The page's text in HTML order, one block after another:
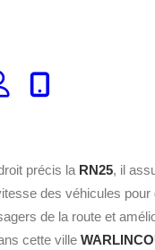
LES
62
précis la RN25, il
des véhicules pour
de la route et
cette ville